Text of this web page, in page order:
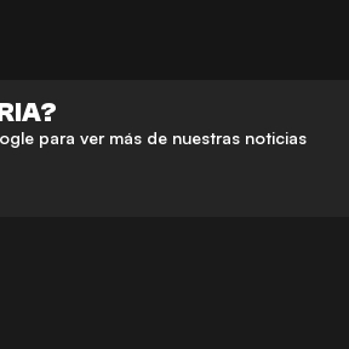
para ver más de nuestras noticias